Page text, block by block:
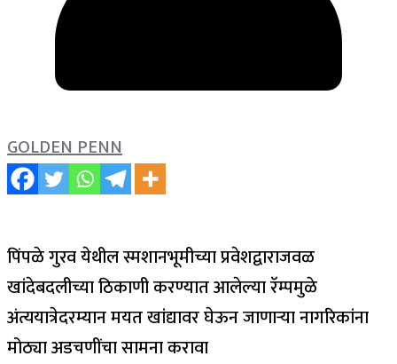
GOLDEN PENN
पिंपळे गुरव येथील स्मशानभूमीच्या प्रवेशद्वाराजवळ
खांदेबदलीच्या ठिकाणी करण्यात आलेल्या रॅम्पमुळे
अंत्ययात्रेदरम्यान मयत खांद्यावर घेऊन जाणाऱ्या नागरिकांना
मोठ्या अडचणींचा सामना करावा